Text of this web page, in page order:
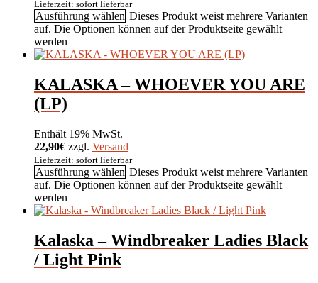
Lieferzeit: sofort lieferbar
Ausführung wählen Dieses Produkt weist mehrere Varianten
auf. Die Optionen können auf der Produktseite gewählt
werden
KALASKA – WHOEVER YOU ARE
(LP)
Enthält 19% MwSt.
22,90€ zzgl. Versand
Lieferzeit: sofort lieferbar
Ausführung wählen Dieses Produkt weist mehrere Varianten
auf. Die Optionen können auf der Produktseite gewählt
werden
Kalaska – Windbreaker Ladies Black
/ Light Pink